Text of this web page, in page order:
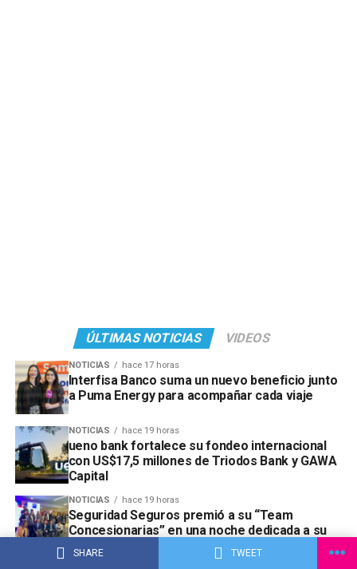
SHARE TWEET
ÚLTIMAS NOTICIAS VIDEOS
NOTICIAS hace 17 horas
Interfisa Banco suma un nuevo beneficio junto
a Puma Energy para acompañar cada viaje
NOTICIAS hace 19 horas
ueno bank fortalece su fondeo internacional
con US$17,5 millones de Triodos Bank y GAWA
Capital
NOTICIAS hace 19 horas
Seguridad Seguros premió a su “Team
Concesionarias” en una noche dedicada a su
mayor aliado